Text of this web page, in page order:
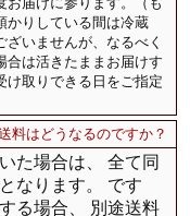
かりしている間は冷蔵
ざいませんが、なるべく
合は活きたままお届けす
け取りできる日をご指定
料はどうなるのですか？
た場合は、 全て同
なります。 です
る場合、 別途送料